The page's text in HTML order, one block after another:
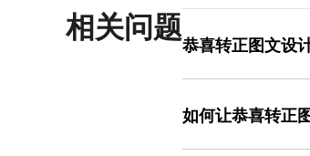
相关问题
恭喜转正图文设
名或公司logo）。为
如何让恭喜转正